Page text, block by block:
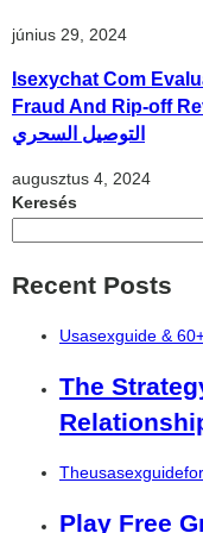
június 29, 2024
Isexychat Com
Fraud And Rip-off
التوصيل السحري
augusztus 4, 2024
Keresés
Recent Posts
Usasexguide &
The
Play Free